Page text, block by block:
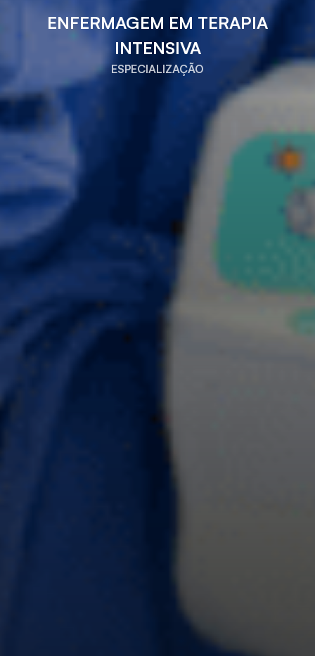
ENFERMAGEM EM TERAPIA
INTENSIVA
ESPECIALIZAÇÃO